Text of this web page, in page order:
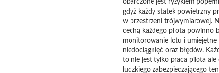
obarczone jest ryzykiem
gdyż każdy statek powietrzny
w przestrzeni trójwymiarowej.
cechą każdego pilota powinno
monitorowanie lotu i umiejętne
niedociągnięć oraz błędów.
to nie jest tylko praca pilota ale
ludzkiego zabezpieczającego